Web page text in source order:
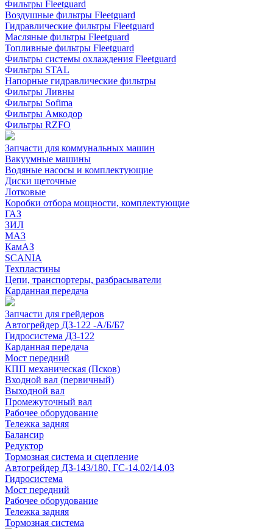
Фильтры Fleetguard
Воздушные фильтры Fleetguard
Гидравлические фильтры Fleetguard
Масляные фильтры Fleetguard
Топливные фильтры Fleetguard
Фильтры системы охлаждения Fleetguard
Фильтры STAL
Напорные гидравлические фильтры
Фильтры Ливны
Фильтры Sofima
Фильтры Амкодор
Фильтры RZFO
Запчасти для коммунальных машин
Вакуумные машины
Водяные насосы и комплектующие
Диски щеточные
Лотковые
Коробки отбора мощности, комплектующие
ГАЗ
ЗИЛ
МАЗ
КамАЗ
SCANIA
Техпластины
Цепи, транспортеры, разбрасыватели
Карданная передача
Запчасти для грейдеров
Автогрейдер ДЗ-122 -А/Б/Б7
Гидросистема ДЗ-122
Карданная передача
Мост передний
КПП механическая (Псков)
Входной вал (первичный)
Выходной вал
Промежуточный вал
Рабочее оборудование
Тележка задняя
Балансир
Редуктор
Тормозная система и сцепление
Автогрейдер ДЗ-143/180, ГС-14.02/14.03
Гидросистема
Мост передний
Рабочее оборудование
Тележка задняя
Тормозная система